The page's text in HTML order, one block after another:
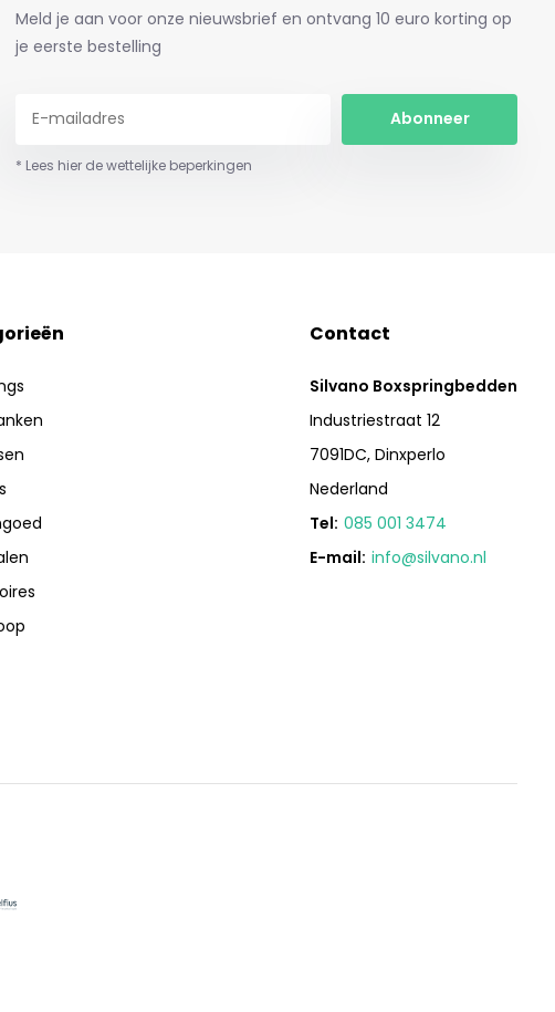
Meld je aan voor onze nieuwsbrief en ontvang 10 euro korting op
je eerste bestelling
Abonneer
* Lees hier de wettelijke beperkingen
Contact
Silvano Boxspringbedden
Industriestraat 12
7091DC, Dinxperlo
Nederland
Tel: 085 001 3474
E-mail: info@silvano.nl